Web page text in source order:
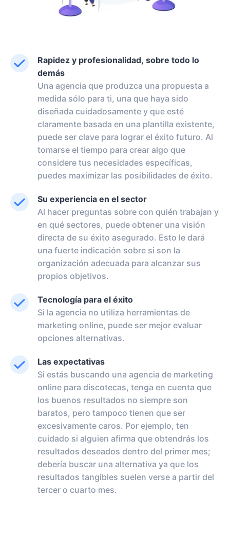
Rapidez y profesionalidad, sobre todo lo
demás
Una agencia que produzca una propuesta a
medida sólo para ti, una que haya sido
diseñada cuidadosamente y que esté
claramente basada en una plantilla existente,
puede ser clave para lograr el éxito futuro. Al
tomarse el tiempo para crear algo que
considere tus necesidades específicas,
puedes maximizar las posibilidades de éxito.
Su experiencia en el sector
Al hacer preguntas sobre con quién trabajan y
en qué sectores, puede obtener una visión
directa de su éxito asegurado. Esto le dará
una fuerte indicación sobre si son la
organización adecuada para alcanzar sus
propios objetivos.
Tecnología para el éxito
Si la agencia no utiliza herramientas de
marketing online, puede ser mejor evaluar
opciones alternativas.
Las expectativas
Si estás buscando una agencia de marketing
online para discotecas, tenga en cuenta que
los buenos resultados no siempre son
baratos, pero tampoco tienen que ser
excesivamente caros. Por ejemplo, ten
cuidado si alguien afirma que obtendrás los
resultados deseados dentro del primer mes;
debería buscar una alternativa ya que los
resultados tangibles suelen verse a partir del
tercer o cuarto mes.